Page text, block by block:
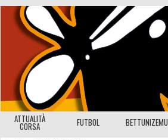
ATTUALITÀ
CORSA FUTBOL BETTUNIZEMU